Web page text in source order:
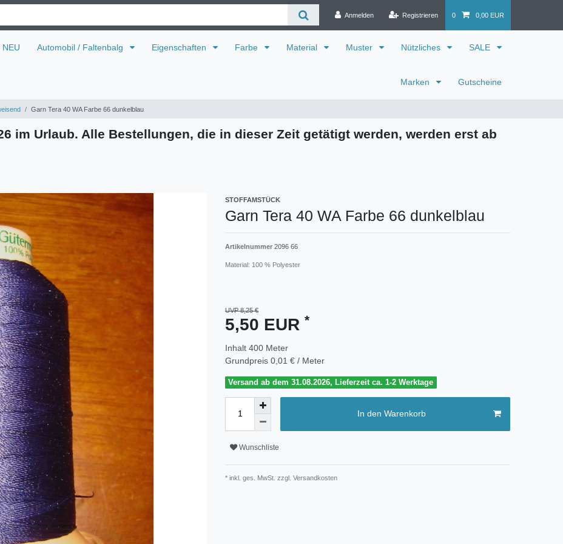
Anmelden Registrieren 0 0,00 EUR
NEU Automobil / Faltenbalg Eigenschaften Farbe Material Muster Nützliches SALE
Marken Gutscheine
Garn Tera 40 WA Farbe 66 dunkelblau
im Urlaub. Alle Bestellungen, die in dieser Zeit getätigt werden, werden erst ab
STOFFAMSTÜCK
Garn Tera 40 WA Farbe 66 dunkelblau
Artikelnummer 2096 66
Material: 100 % Polyester
UVP 8,25 €
5,50 EUR *
Inhalt 400 Meter
Grundpreis 0,01 € / Meter
Versand ab dem 31.08.2026, Lieferzeit ca. 1-2 Werktage
In den Warenkorb
Wunschliste
* inkl. ges. MwSt. zzgl. Versandkosten